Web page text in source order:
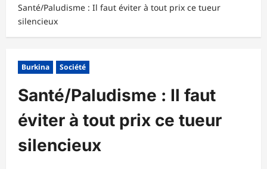
Santé/Paludisme : Il faut éviter à tout prix ce tueur
silencieux
Burkina Société
Santé/Paludisme : Il faut
éviter à tout prix ce tueur
silencieux